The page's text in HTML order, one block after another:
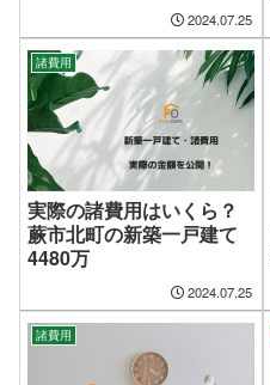
2024.07.25
諸費用
実際の諸費用はいくら？
蕨市北町の新築一戸建て
4480万
2024.07.25
諸費用